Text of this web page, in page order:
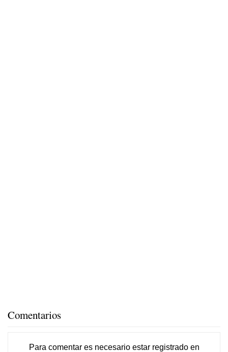
Comentarios
Para comentar es necesario estar registradoen